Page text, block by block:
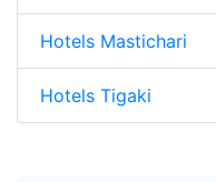
Hotels Mastichari
Hotels Tigaki